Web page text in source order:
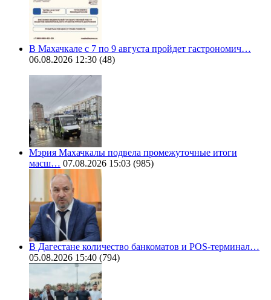
В Махачкале с 7 по 9 августа пройдет гастрономич…
06.08.2026 12:30 (48)
Мэрия Махачкалы подвела промежуточные итоги
масш… 07.08.2026 15:03 (985)
В Дагестане количество банкоматов и POS-терминал…
05.08.2026 15:40 (794)